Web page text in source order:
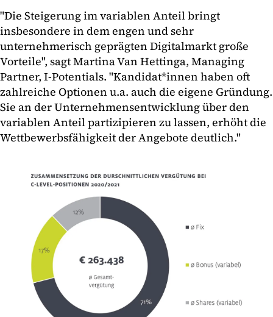
"Die Steigerung im variablen Anteil bringt
insbesondere in dem engen und sehr
unternehmerisch geprägten Digitalmarkt große
Vorteile", sagt Martina Van Hettinga, Managing
Partner, I-Potentials. "Kandidat*innen haben oft
zahlreiche Optionen u.a. auch die eigene Gründung.
Sie an der Unternehmensentwicklung über den
variablen Anteil partizipieren zu lassen, erhöht die
Wettbewerbsfähigkeit der Angebote deutlich."